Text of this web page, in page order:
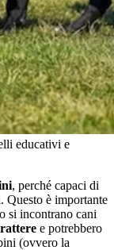
educativi e
, perché capaci di
Questo è importante
si incontrano cani
e potrebbero
(ovvero la